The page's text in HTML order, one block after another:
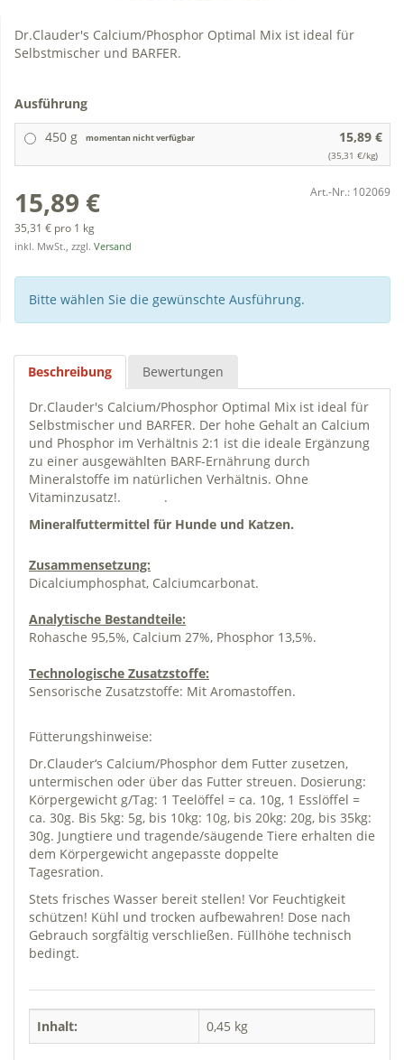
Dr.Clauder's Calcium/Phosphor Optimal Mix ist ideal für
Selbstmischer und BARFER.
Ausführung
450 g
15,89 €
(35,31 €/kg)
momentan nicht verfügbar
15,89 €
35,31 € pro 1 kg
inkl. MwSt., zzgl. Versand
Art.-Nr.: 102069
Bitte wählen Sie die gewünschte Ausführung.
Beschreibung Bewertungen
Dr.Clauder's Calcium/Phosphor Optimal Mix ist ideal für
Selbstmischer und BARFER. Der hohe Gehalt an Calcium
und Phosphor im Verhältnis 2:1 ist die ideale Ergänzung
zu einer ausgewählten BARF-Ernährung durch
Mineralstoffe im natürlichen Verhältnis. Ohne
Vitaminzusatz!. .
Mineralfuttermittel für Hunde und Katzen.
Zusammensetzung:
Dicalciumphosphat, Calciumcarbonat.
Analytische Bestandteile:
Rohasche 95,5%, Calcium 27%, Phosphor 13,5%.
Technologische Zusatzstoffe:
Sensorische Zusatzstoffe: Mit Aromastoffen.
Fütterungshinweise:
Dr.Clauder‘s Calcium/Phosphor dem Futter zusetzen,
untermischen oder über das Futter streuen. Dosierung:
Körpergewicht g/Tag: 1 Teelöffel = ca. 10g, 1 Esslöffel =
ca. 30g. Bis 5kg: 5g, bis 10kg: 10g, bis 20kg: 20g, bis 35kg:
30g. Jungtiere und tragende/säugende Tiere erhalten die
dem Körpergewicht angepasste doppelte
Tagesration.
Stets frisches Wasser bereit stellen! Vor Feuchtigkeit
schützen! Kühl und trocken aufbewahren! Dose nach
Gebrauch sorgfältig verschließen. Füllhöhe technisch
bedingt.
Inhalt: 0,45 kg